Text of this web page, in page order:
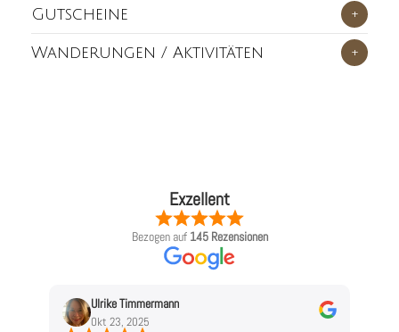
Gutscheine +
Wanderungen / Aktivitäten +
Exzellent
Bezogen auf 145 Rezensionen
Ulrike Timmermann
Okt 23, 2025